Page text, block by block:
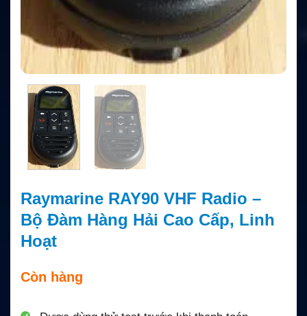
Raymarine RAY90 VHF Radio –
Bộ Đàm Hàng Hải Cao Cấp, Linh
Hoạt
Còn hàng